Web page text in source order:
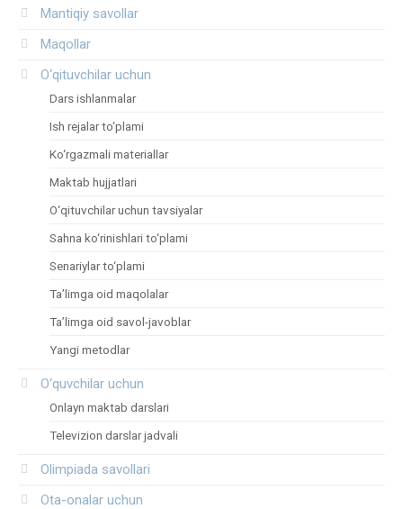
Mantiqiy savollar
Maqollar
O‘qituvchilar uchun
Dars ishlanmalar
Ish rejalar to‘plami
Ko‘rgazmali materiallar
Maktab hujjatlari
O‘qituvchilar uchun tavsiyalar
Sahna ko‘rinishlari to‘plami
Senariylar to‘plami
Ta’limga oid maqolalar
Ta’limga oid savol-javoblar
Yangi metodlar
O‘quvchilar uchun
Onlayn maktab darslari
Televizion darslar jadvali
Olimpiada savollari
Ota-onalar uchun